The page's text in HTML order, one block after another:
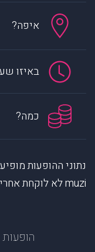
איפה?
באיזו
כמה?
נתוני ההופעות
muzi לא לוקחת אחריות על המיידעים המוצגים.